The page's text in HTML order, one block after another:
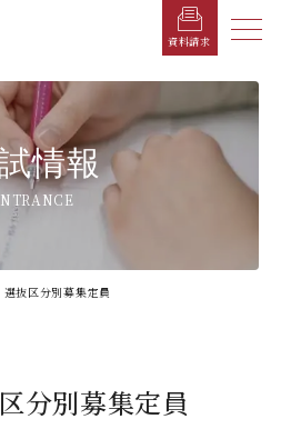
資料請求 メニ
メ
ニ
ュ
る
人間発達学科 人間発達
情報
選抜区分別募集定員
分別募集定員